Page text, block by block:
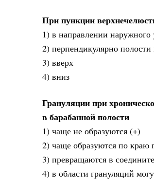
При пункции
1) в направлении наружного
2) перпендикулярно полости
3) вверх
4) вниз
Грануляции при
в барабанной полости
1) чаще не образуются (+)
2) чаще образуются по краю
3) превращаются в
4) в области грануляций